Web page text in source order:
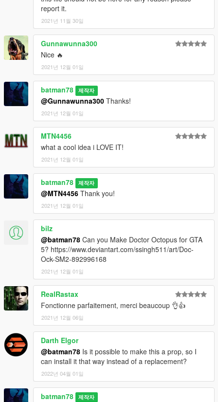
report it.
2021년 11월 30일
Gunnawunna300
Nice 🔥
2021년 12월 01일
batman78 제작자
@Gunnawunna300 Thanks!
2021년 12월 01일
MTN4456
what a cool idea i LOVE IT!
2021년 12월 01일
batman78 제작자
@MTN4456 Thank you!
2021년 12월 01일
bilz
@batman78 Can you Make Doctor Octopus for GTA
5? https://www.deviantart.com/ssingh511/art/Doc-
Ock-SM2-892996168
2021년 12월 01일
RealRastax
Fonctionne parfaitement, merci beaucoup 👌👍
2021년 12월 06일
Darth Elgor
@batman78 Is it possible to make this a prop, so I
can install it that way instead of a replacement?
2022년 04월 01일
batman78 제작자